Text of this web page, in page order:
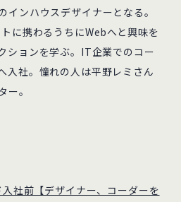
インハウスデザイナーとなる。
に携わるうちにWebへと興味を
ションを学ぶ。IT企業でのコー
入社。憧れの人は平野レミさん
ー。
社前【デザイナー、コーダーを